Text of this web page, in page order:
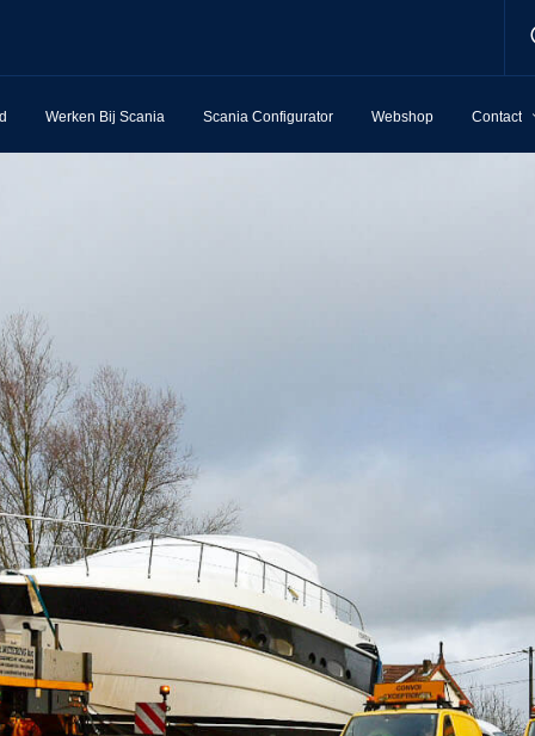
Werken Bij Scania Scania Configurator Webshop Contact